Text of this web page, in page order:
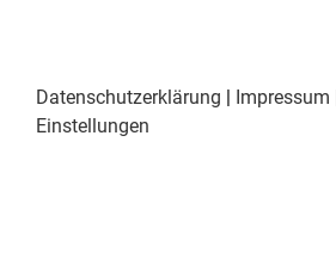
Datenschutzerklärung Impressum
Einstellungen